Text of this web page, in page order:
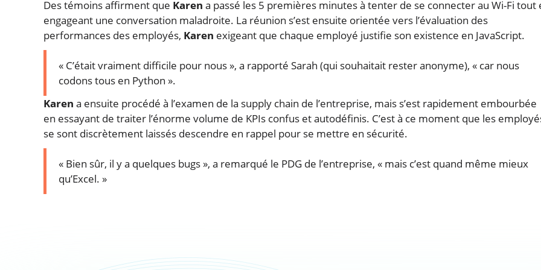
Des témoins affirment que Karen a passé les 5 premières minutes à tenter de se connecter au Wi-Fi tout
engageant une conversation maladroite. La réunion s’est ensuite orientée vers l’évaluation des
performances des employés, Karen exigeant que chaque employé justifie son existence en JavaScript.
« C’était vraiment difficile pour nous », a rapporté Sarah (qui souhaitait rester anonyme), « car nous
codons tous en Python ».
Karen a ensuite procédé à l’examen de la supply chain de l’entreprise, mais s’est rapidement embourbée
en essayant de traiter l’énorme volume de KPIs confus et autodéfinis. C’est à ce moment que les
se sont discrètement laissés descendre en rappel pour se mettre en sécurité.
« Bien sûr, il y a quelques bugs », a remarqué le PDG de l’entreprise, « mais c’est quand même mieux
qu’Excel. »